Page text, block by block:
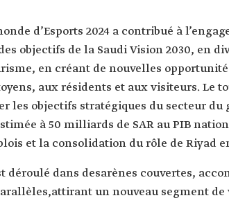
d’Esports 2024 a contribué à
objectifs de la Saudi Vision 2030, en
en créant de nouvelles
aux résidents et aux visiteurs. Le
les objectifs stratégiques du secteur du
à 50 milliards de SAR au PIB
et la consolidation du rôle de Riyad
déroulé dans desarènes couvertes,
un nouveau segment